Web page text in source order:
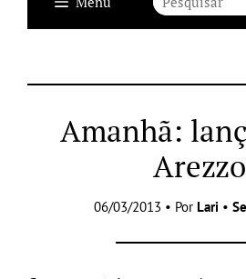
Amanhã:
06/03/2013 • Por Lari •